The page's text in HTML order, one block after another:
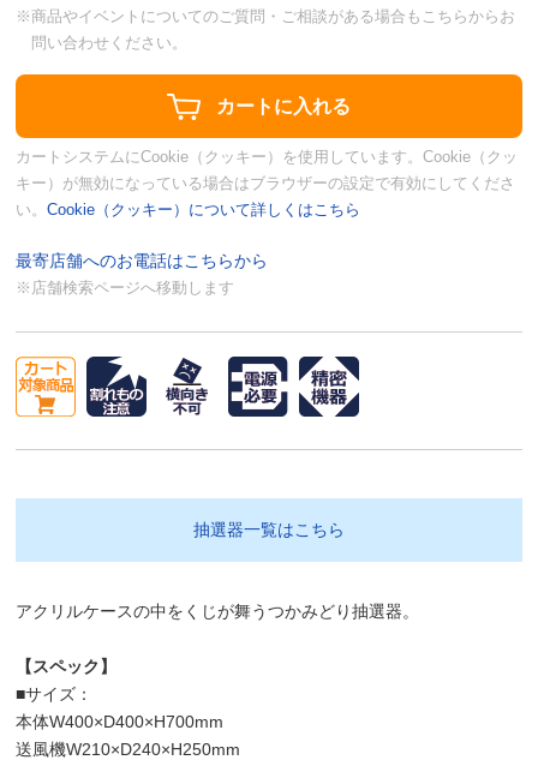
※商品やイベントについてのご質問・ご相談がある場合もこちらからお
問い合わせください。
カートシステムにCookie（クッキー）を使用しています。Cookie（クッ
キー）が無効になっている場合はブラウザーの設定で有効にしてくださ
い。Cookie（クッキー）について詳しくはこちら
最寄店舗へのお電話はこちらから
※店舗検索ページへ移動します
抽選器一覧はこちら
アクリルケースの中をくじが舞うつかみどり抽選器。
【スペック】
■サイズ：
本体W400×D400×H700mm
送風機W210×D240×H250mm